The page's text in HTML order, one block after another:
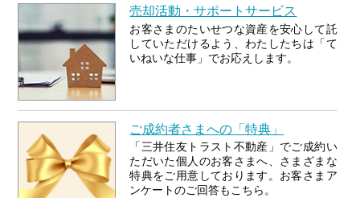
売却活動・サポートサービス
お客さまのたいせつな資産を安心して託
していただけるよう、わたしたちは「て
いねいな仕事」でお応えします。
ご成約者さまへの「特典」
「三井住友トラスト不動産」でご成約い
ただいた個人のお客さまへ、さまざまな
特典をご用意しております。お客さまア
ンケートのご回答もこちら。